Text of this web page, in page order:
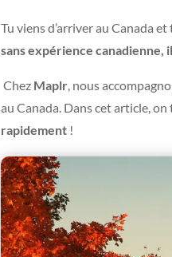
Tu viens d’arriver au Canada
sans expérience canadienne,
Chez Maplr, nous
au Canada. Dans cet article, on
rapidement!